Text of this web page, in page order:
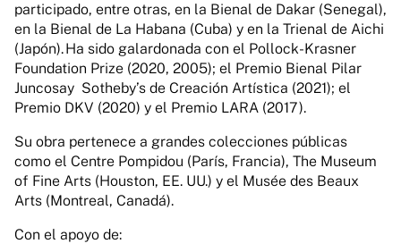
participado, entre otras, en la Bienal de Dakar (Senegal),
en la Bienal de La Habana (Cuba) y en la Trienal de Aichi
(Japón). Ha sido galardonada con el Pollock-Krasner
Foundation Prize (2020, 2005); el Premio Bienal Pilar
Juncosay Sotheby’s de Creación Artística (2021); el
Premio DKV (2020) y el Premio LARA (2017).
Su obra pertenece a grandes colecciones públicas
como el Centre Pompidou (París, Francia), The Museum
of Fine Arts (Houston, EE. UU.) y el Musée des Beaux
Arts (Montreal, Canadá).
Con el apoyo de: